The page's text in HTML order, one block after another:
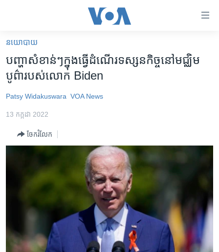
គេហទំព័រ​
ទាក់ទង
និង​
ទំព័រ​
សម្ព័ន្ធ​
អន្តរជាតិ
អាមេរិក
ហេឡូវីអូអេ
កម្ពុជាច្នៃប្រតិដ្ឋ
ទូរទស្សន៍ / វីដេអូ​
កម្មវិធីទាំងអស់
Khmer English
នយោបាយ
បញ្ហា​សំខាន់ៗ​ក្នុង​ធ្វើ​ដំណើរ​ទស្សនកិច្ច​នៅ​មជ្ឈិម
បូព៌ា​របស់​លោក​ Biden
Patsy Widakuswara VOA News
13 កក្កដា 2022
ចែករំលែក